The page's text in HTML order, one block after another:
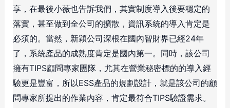
享，在最後小薇也告訴我們，其實制度導入後要穩定的
落實，甚至做到全公司的擴散，資訊系統的導入肯定是
必須的。當然，新穎公司深根在國內智財界已經24年
了，系統產品的成熟度肯定是國內第一。同時，該公司
擁有TIPS顧問專家團隊，尤其在營業秘密標的的導入經
驗更是豐富，所以ESS產品的規劃設計，就是該公司的顧
問專家所提出的作業內容，肯定最符合TIPS驗證需求。